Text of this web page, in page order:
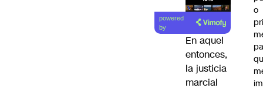
Lea el
artículo
powered
by
En aquel
entonces,
la justicia
marcial
o